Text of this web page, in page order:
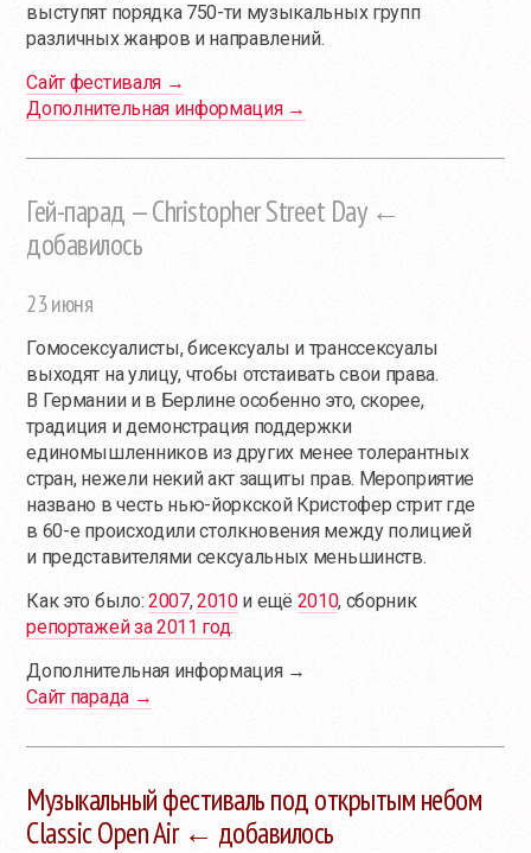
выступят порядка 750-ти музыкальных групп
различных жанров и направлений.
Сайт фестиваля →
Дополнительная информация →
Гей-парад — Christopher Street Day ←
добавилось
23 июня
Гомосексуалисты, бисексуалы и транссексуалы
выходят на улицу, чтобы отстаивать свои права.
В Германии и в Берлине особенно это, скорее,
традиция и демонстрация поддержки
единомышленников из других менее толерантных
стран, нежели некий акт защиты прав. Мероприятие
названо в честь нью-йоркской Кристофер стрит где
в 60-е происходили столкновения между полицией
и представителями сексуальных меньшинств.
Как это было: 2007,2010и ещё 2010, сборник
репортажей за 2011 год.
Дополнительная информация →
Сайт парада →
Музыкальный фестиваль под открытым небом
Classic Open Air ← добавилось